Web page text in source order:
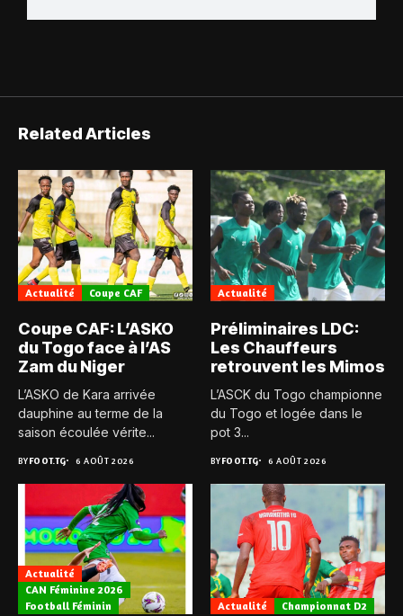
Related Articles
Actualité Coupe CAF
Coupe CAF: L’ASKO
du Togo face à l’AS
Zam du Niger
L’ASKO de Kara arrivée
dauphine au terme de la
saison écoulée vérite...
BYFOOT.TG 6 AOÛT 2026
Actualité
Préliminaires LDC:
Les Chauffeurs
retrouvent les Mimos
L’ASCK du Togo championne
du Togo et logée dans le
pot 3...
BYFOOT.TG 6 AOÛT 2026
Actualité
CAN Féminine 2026
Football Féminin
Actualité Championnat D2